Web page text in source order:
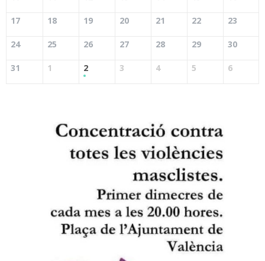
17 18 19 20 21 22 23
24 25 26 27 28 29 30
31 1 2 3 4 5 6